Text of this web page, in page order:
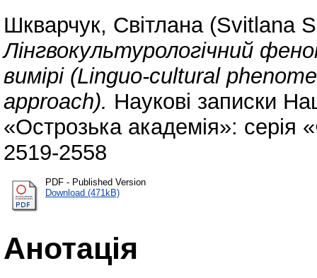
Шкварчук, Світлана (Svitlana
Лінгвокультурологічний
вимірі (Linguo-cultural
approach). Наукові записки
«Острозька академія»: серія
2519-2558
PDF - Published Version
Download (471kB)
Анотація